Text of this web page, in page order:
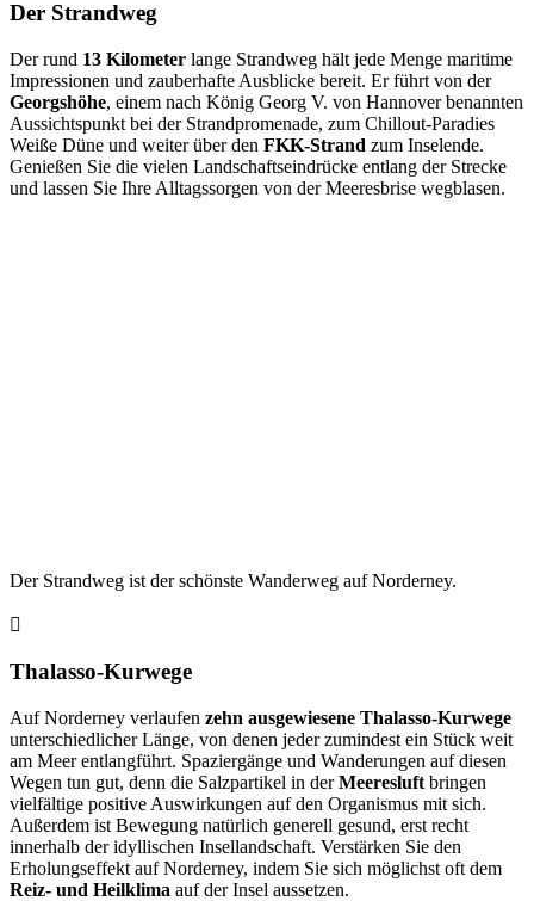
Der Strandweg
Der rund 13 Kilometer lange Strandweg hält jede Menge maritime
Impressionen und zauberhafte Ausblicke bereit. Er führt von der
Georgshöhe, einem nach König Georg V. von Hannover benannten
Aussichtspunkt bei der Strandpromenade, zum Chillout-Paradies
Weiße Düne und weiter über den FKK-Strand zum Inselende.
Genießen Sie die vielen Landschaftseindrücke entlang der Strecke
und lassen Sie Ihre Alltagssorgen von der Meeresbrise wegblasen.
Der Strandweg ist der schönste Wanderweg auf Norderney.
Thalasso-Kurwege
Auf Norderney verlaufen zehn ausgewiesene Thalasso-Kurwege
unterschiedlicher Länge, von denen jeder zumindest ein Stück weit
am Meer entlangführt. Spaziergänge und Wanderungen auf diesen
Wegen tun gut, denn die Salzpartikel in derMeeresluft bringen
vielfältige positive Auswirkungen auf den Organismus mit sich.
Außerdem ist Bewegung natürlich generell gesund, erst recht
innerhalb der idyllischen Insellandschaft. Verstärken Sie den
Erholungseffekt auf Norderney, indem Sie sich möglichst oft dem
Reiz- und Heilklima auf der Insel aussetzen.